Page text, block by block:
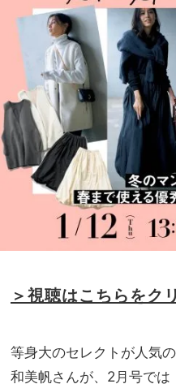
＞視聴はこちらをク
等身大のセレクトが人気
和美帆さんが、2月号では